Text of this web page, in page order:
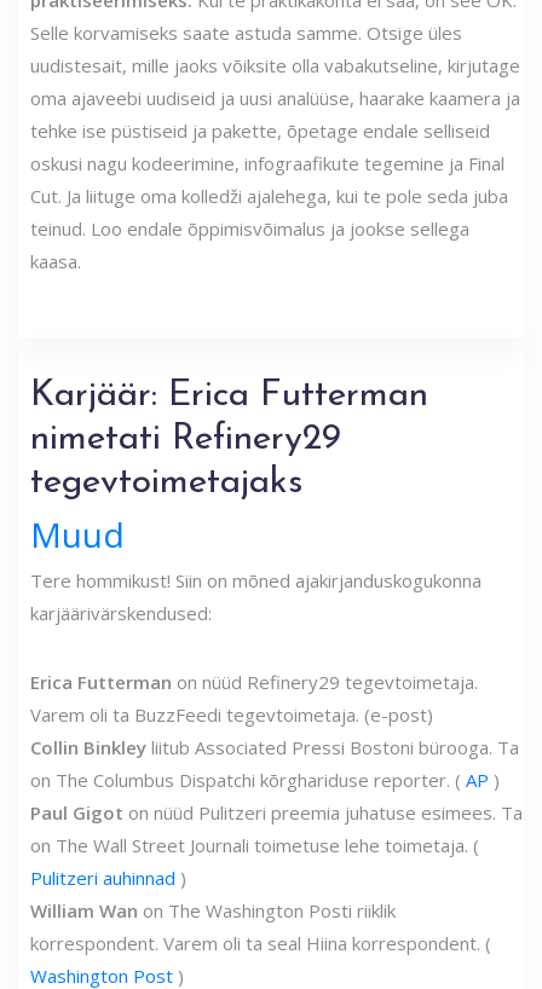
Selle korvamiseks saate astuda samme. Otsige üles
uudistesait, mille jaoks võiksite olla vabakutseline, kirjutage
oma ajaveebi uudiseid ja uusi analüüse, haarake kaamera ja
tehke ise püstiseid ja pakette, õpetage endale selliseid
oskusi nagu kodeerimine, infograafikute tegemine ja Final
Cut. Ja liituge oma kolledži ajalehega, kui te pole seda juba
teinud. Loo endale õppimisvõimalus ja jookse sellega
kaasa.
Karjäär: Erica Futterman
nimetati Refinery29
tegevtoimetajaks
Muud
Tere hommikust! Siin on mõned ajakirjanduskogukonna
karjäärivärskendused:
Erica Futterman on nüüd Refinery29 tegevtoimetaja.
Varem oli ta BuzzFeedi tegevtoimetaja. (e-post)
Collin Binkley liitub Associated Pressi Bostoni bürooga. Ta
on The Columbus Dispatchi kõrghariduse reporter. ( AP )
Paul Gigot on nüüd Pulitzeri preemia juhatuse esimees. Ta
on The Wall Street Journali toimetuse lehe toimetaja. (
Pulitzeri auhinnad )
William Wan on The Washington Posti riiklik
korrespondent. Varem oli ta seal Hiina korrespondent. (
Washington Post )